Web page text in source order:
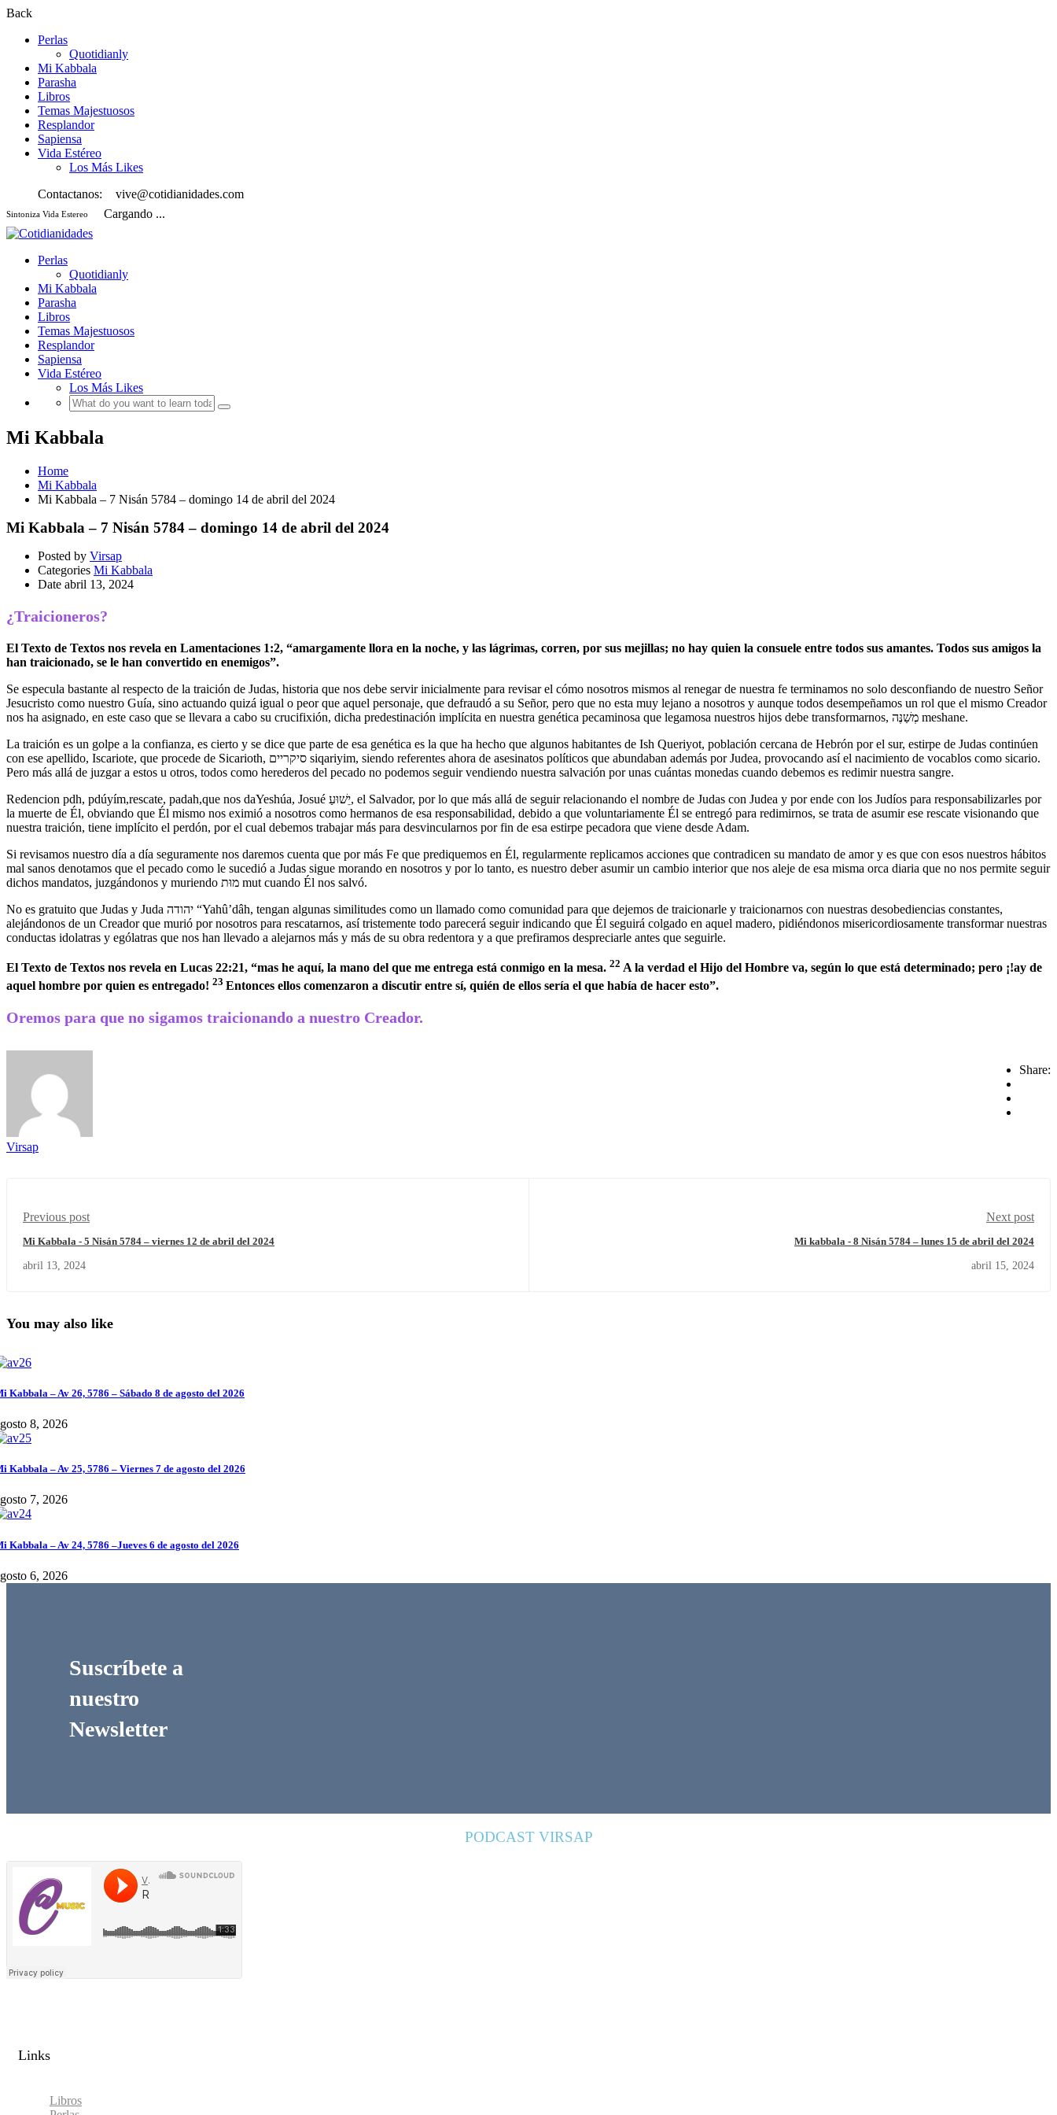
Back
Perlas
Quotidianly
Mi Kabbala
Parasha
Libros
Temas Majestuosos
Resplandor
Sapiensa
Vida Estéreo
Los Más Likes
Contactanos:
vive@cotidianidades.com
Sintoniza Vida Estereo Cargando ...
Perlas
Quotidianly
Mi Kabbala
Parasha
Libros
Temas Majestuosos
Resplandor
Sapiensa
Vida Estéreo
Los Más Likes
Mi Kabbala
Home
Mi Kabbala
Mi Kabbala – 7 Nisán 5784 – domingo 14 de abril del 2024
Mi Kabbala – 7 Nisán 5784 – domingo 14 de abril del 2024
Posted by Virsap
Categories Mi Kabbala
Date abril 13, 2024
¿Traicioneros?
El Texto de Textos nos revela en Lamentaciones 1:2, “amargamente llora en la noche, y las lágrimas, corren, por sus mejillas; no hay quien la consuele entre todos sus amantes. Todos sus amigos la
han traicionado, se le han convertido en enemigos”.
Se especula bastante al respecto de la traición de Judas, historia que nos debe servir inicialmente para revisar el cómo nosotros mismos al renegar de nuestra fe terminamos no solo desconfiando de nuestro Señor
Jesucristo como nuestro Guía, sino actuando quizá igual o peor que aquel personaje, que defraudó a su Señor, pero que no esta muy lejano a nosotros y aunque todos desempeñamos un rol que el mismo Creador
nos ha asignado, en este caso que se llevara a cabo su crucifixión, dicha predestinación implícita en nuestra genética pecaminosa que legamosa nuestros hijos debe transformarnos, מְשַׁנֶּה meshane.
La traición es un golpe a la confianza, es cierto y se dice que parte de esa genética es la que ha hecho que algunos habitantes de Ish Queriyot, población cercana de Hebrón por el sur, estirpe de Judas continúen
con ese apellido, Iscariote, que procede de Sicarioth, סיקריים siqariyim, siendo referentes ahora de asesinatos políticos que abundaban además por Judea, provocando así el nacimiento de vocablos como sicario.
Pero más allá de juzgar a estos u otros, todos como herederos del pecado no podemos seguir vendiendo nuestra salvación por unas cuántas monedas cuando debemos es redimir nuestra sangre.
Redencion pdh, pdúyím,rescate, padah,que nos daYeshúa, Josué יֵשׁוּעַ, el Salvador, por lo que más allá de seguir relacionando el nombre de Judas con Judea y por ende con los Judíos para responsabilizarles por
la muerte de Él, obviando que Él mismo nos eximió a nosotros como hermanos de esa responsabilidad, debido a que voluntariamente Él se entregó para redimirnos, se trata de asumir ese rescate visionando que
nuestra traición, tiene implícito el perdón, por el cual debemos trabajar más para desvincularnos por fin de esa estirpe pecadora que viene desde Adam.
Si revisamos nuestro día a día seguramente nos daremos cuenta que por más Fe que prediquemos en Él, regularmente replicamos acciones que contradicen su mandato de amor y es que con esos nuestros hábitos
mal sanos denotamos que el pecado como le sucedió a Judas sigue morando en nosotros y por lo tanto, es nuestro deber asumir un cambio interior que nos aleje de esa misma orca diaria que no nos permite seguir
dichos mandatos, juzgándonos y muriendo מוּת mut cuando Él nos salvó.
No es gratuito que Judas y Juda יהודה “Yahû’dâh, tengan algunas similitudes como un llamado como comunidad para que dejemos de traicionarle y traicionarnos con nuestras desobediencias constantes,
alejándonos de un Creador que murió por nosotros para rescatarnos, así tristemente todo parecerá seguir indicando que Él seguirá colgado en aquel madero, pidiéndonos misericordiosamente transformar nuestras
conductas idolatras y ególatras que nos han llevado a alejarnos más y más de su obra redentora y a que prefiramos despreciarle antes que seguirle.
El Texto de Textos nos revela en Lucas 22:21, “mas he aquí, la mano del que me entrega está conmigo en la mesa. 22 A la verdad el Hijo del Hombre va, según lo que está determinado; pero ¡!ay de
aquel hombre por quien es entregado! 23 Entonces ellos comenzaron a discutir entre sí, quién de ellos sería el que había de hacer esto”.
Oremos para que no sigamos traicionando a nuestro Creador.
Share:
Virsap
Previous post
Mi Kabbala - 5 Nisán 5784 – viernes 12 de abril del 2024
abril 13, 2024
Next post
Mi kabbala - 8 Nisán 5784 – lunes 15 de abril del 2024
abril 15, 2024
You may also like
Kabbala – Av 26, 5786 – Sábado 8 de agosto del 2026
8, 2026
Kabbala – Av 25, 5786 – Viernes 7 de agosto del 2026
7, 2026
Kabbala – Av 24, 5786 –Jueves 6 de agosto del 2026
6, 2026
Suscríbete a
nuestro
Newsletter
PODCAST VIRSAP
Links​
Libros